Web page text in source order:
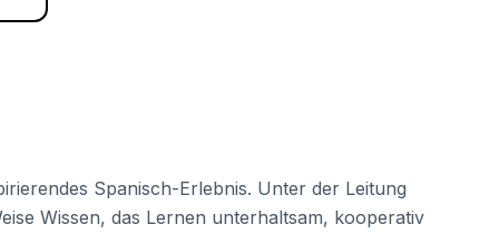
Spanisch-Erlebnis. Unter der Leitung
Wissen, das Lernen unterhaltsam, kooperativ